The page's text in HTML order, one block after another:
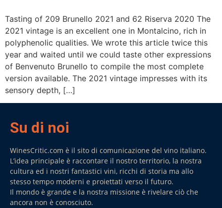
Tasting of 209 Brunello 2021 and 62 Riserva 2020 The
2021 vintage is an excellent one in Montalcino, rich in
polyphenolic qualities. We wrote this article twice this
year and waited until we could taste other expressions
of Benvenuto Brunello to compile the most complete
version available. The 2021 vintage impresses with its
sensory depth, […]
Su di noi
WinesCritic.com è il sito di comunicazione del vino italiano.
L’idea principale è raccontare il nostro territorio, la nostra
cultura ed i nostri fantastici vini, ricchi di storia ma allo
stesso tempo moderni e proiettati verso il futuro.
Il mondo è grande e la nostra missione è rivelare ciò che
ancora non è conosciuto.